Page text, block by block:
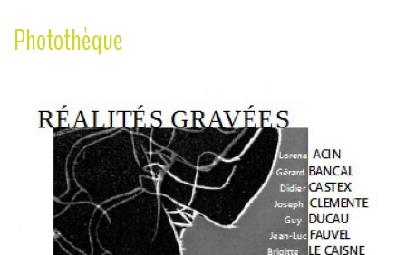
Photothèque